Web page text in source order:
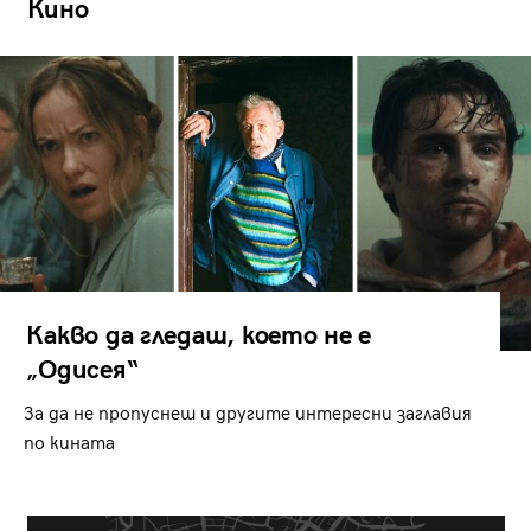
Кино
Какво да гледаш, което не е
„Одисея“
За да не пропуснеш и другите интересни заглавия
по кината